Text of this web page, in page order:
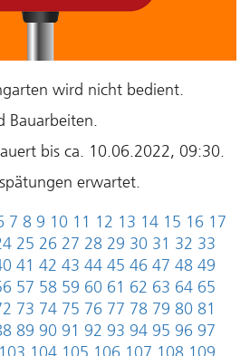
wird nicht bedient.
Bauarbeiten.
bis ca. 10.06.2022, 09:30.
erwartet.
7 8 9 10 11 12 13 14 15 16 17
25 26 27 28 29 30 31 32 33
41 42 43 44 45 46 47 48 49
57 58 59 60 61 62 63 64 65
73 74 75 76 77 78 79 80 81
89 90 91 92 93 94 95 96 97